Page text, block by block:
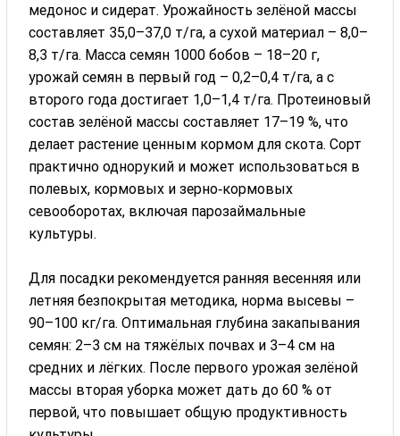
медонос и сидерат. Урожайность зелёной массы
составляет 35,0–37,0 т/га, а сухой материал – 8,0–
8,3 т/га. Масса семян 1000 бобов – 18–20 г,
урожай семян в первый год – 0,2–0,4 т/га, а с
второго года достигает 1,0–1,4 т/га. Протеиновый
состав зелёной массы составляет 17–19 %, что
делает растение ценным кормом для скота. Сорт
практично однорукий и может использоваться в
полевых, кормовых и зерно‑кормовых
севооборотах, включая парозаймальные
культуры.
Для посадки рекомендуется ранняя весенняя или
летняя безпокрытая методика, норма высевы –
90–100 кг/га. Оптимальная глубина закапывания
семян: 2–3 см на тяжёлых почвах и 3–4 см на
средних и лёгких. После первого урожая зелёной
массы вторая уборка может дать до 60 % от
первой, что повышает общую продуктивность